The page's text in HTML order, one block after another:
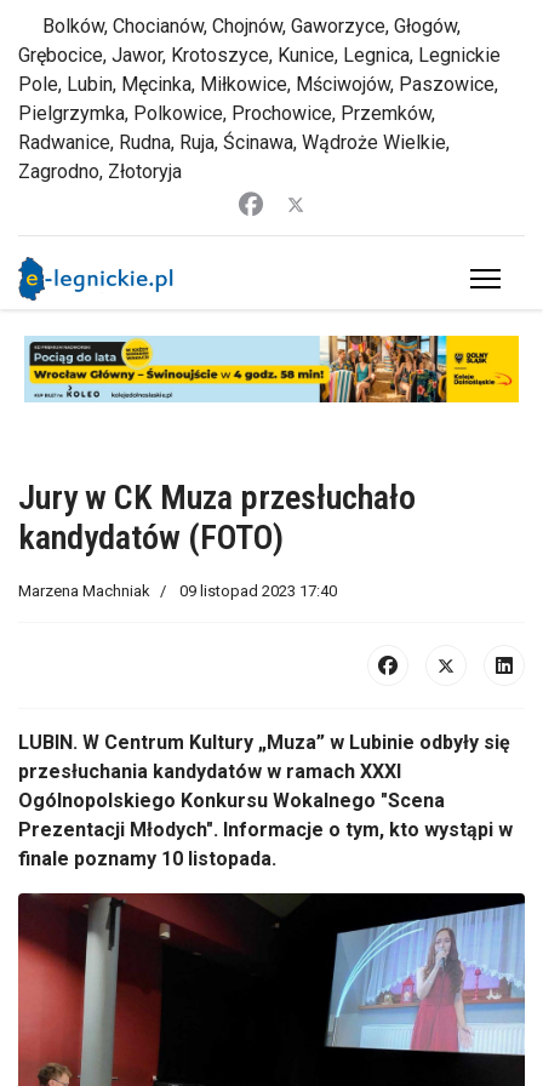
Bolków, Chocianów, Chojnów, Gaworzyce, Głogów,
Grębocice, Jawor, Krotoszyce, Kunice, Legnica, Legnickie
Pole, Lubin, Męcinka, Miłkowice, Mściwojów, Paszowice,
Pielgrzymka, Polkowice, Prochowice, Przemków,
Radwanice, Rudna, Ruja, Ścinawa, Wądroże Wielkie,
Zagrodno, Złotoryja
Jury w CK Muza przesłuchało
kandydatów (FOTO)
Marzena Machniak 09 listopad 2023 17:40
LUBIN. W Centrum Kultury „Muza” w Lubinie odbyły się
przesłuchania kandydatów w ramach XXXI
Ogólnopolskiego Konkursu Wokalnego "Scena
Prezentacji Młodych". Informacje o tym, kto wystąpi w
finale poznamy 10 listopada.